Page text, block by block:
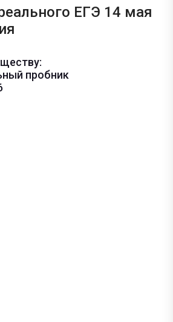
ЕГЭ 14 мая
пробник